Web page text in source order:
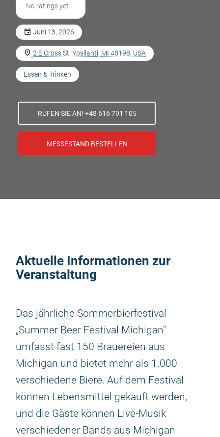
No ratings yet
Juni 13, 2026
2 E Cross St, Ypsilanti, MI 48198, USA
Essen & Trinken
RUFEN SIE AN! +48 616 791 105
MESSESTAND BESTELLEN
Aktuelle Informationen zur
Veranstaltung
Das jährliche Sommerbierfestival
„Summer Beer Festival Michigan“
umfasst fast 150 Brauereien aus
Michigan und bietet mehr als 1.000
verschiedene Biere. Auf dem Festival
können Lebensmittel gekauft werden,
und die Gäste können Live-Musik
verschiedener Bands aus Michigan